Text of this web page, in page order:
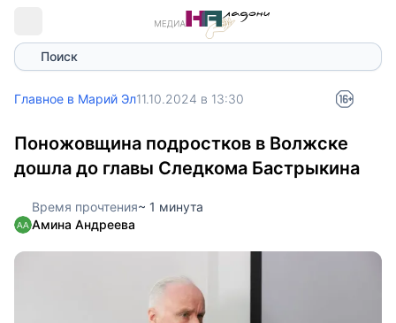
Поиск
Главное в Марий Эл11.10.2024 в 13:30
Поножовщина подростков в Волжске
дошла до главы Следкома Бастрыкина
Время прочтения~ 1 минута
Амина Андреева